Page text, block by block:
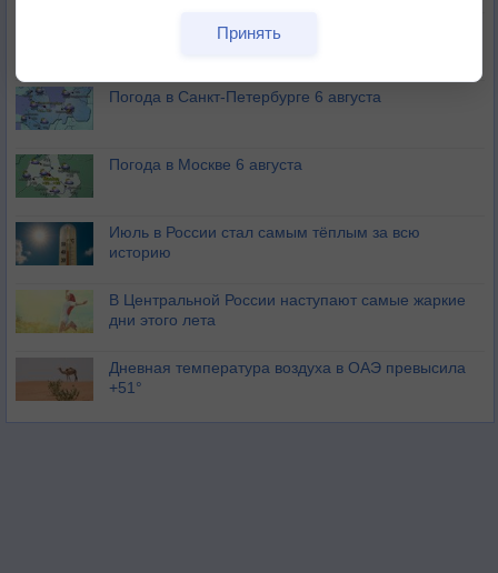
Погода в Краснодаре 6 августа
Погода в Санкт-Петербурге 6 августа
Погода в Москве 6 августа
Июль в России стал самым тёплым за всю
историю
В Центральной России наступают самые жаркие
дни этого лета
Дневная температура воздуха в ОАЭ превысила
+51°
Принять